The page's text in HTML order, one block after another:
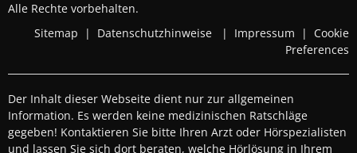
Alle Rechte vorbehalten.
Sitemap
| Datenschutzhinweise | Impressum | Cookie
Preferences
Der Inhalt dieser Webseite dient nur zur allgemeinen
Information. Es werden keine medizinischen Ratschläge
gegeben! Kontaktieren Sie bitte Ihren Arzt oder Hörspezialisten
und lassen Sie sich dort beraten, welche Hörlösung in Ihrem